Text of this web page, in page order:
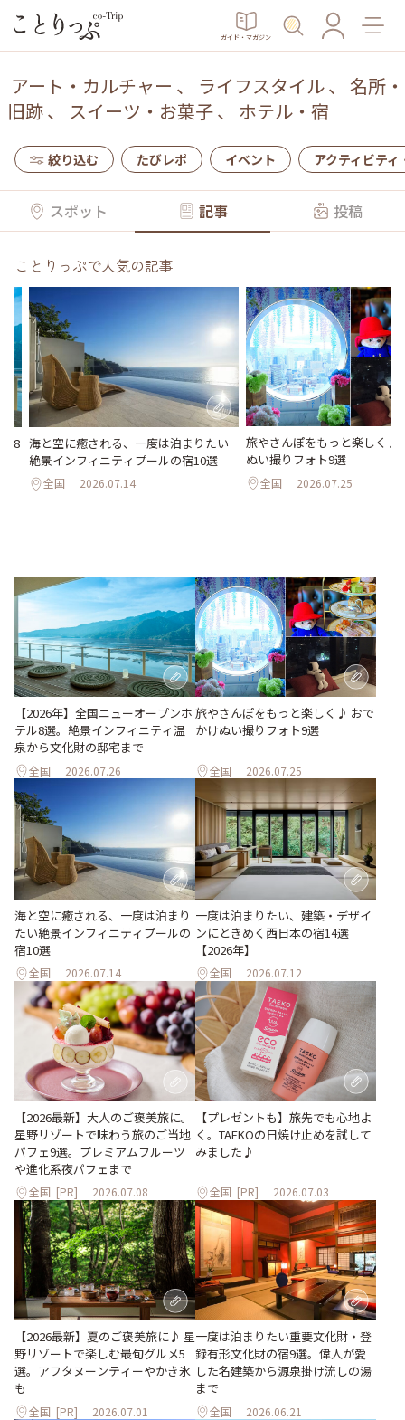
ガイド・マガジン
アート・カルチャー 、 ライフスタイル、 名所・
旧跡、 スイーツ・お菓子、 ホテル・宿
絞り込む たびレポ イベント アクティビティ
スポット 記事 投稿
ことりっぷで人気の記事
8 海と空に癒される、一度は泊まりたい
絶景インフィニティプールの宿10選
全国 2026.07.14
旅やさんぽをもっと楽しく♪
ぬい撮りフォト9選
全国 2026.07.25
【2026年】全国ニューオープンホ
テル8選。絶景インフィニティ温
泉から文化財の邸宅まで
全国 2026.07.26
旅やさんぽをもっと楽しく♪ おで
かけぬい撮りフォト9選
全国 2026.07.25
海と空に癒される、一度は泊まり
たい絶景インフィニティプールの
宿10選
全国 2026.07.14
一度は泊まりたい、建築・デザイ
ンにときめく西日本の宿14選
【2026年】
全国 2026.07.12
【2026最新】大人のご褒美旅に。
星野リゾートで味わう旅のご当地
パフェ9選。プレミアムフルーツ
や進化系夜パフェまで
全国 [PR] 2026.07.08
【プレゼントも】旅先でも心地よ
く。TAEKOの日焼け止めを試して
みました♪
全国 [PR] 2026.07.03
【2026最新】夏のご褒美旅に♪ 星
野リゾートで楽しむ最旬グルメ5
選。アフタヌーンティーやかき氷
も
全国 [PR] 2026.07.01
一度は泊まりたい重要文化財・登
録有形文化財の宿9選。偉人が愛
した名建築から源泉掛け流しの湯
まで
全国 2026.06.21